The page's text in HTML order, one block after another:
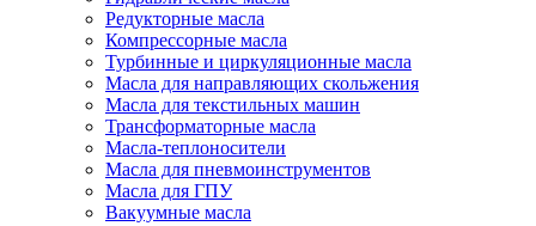
Редукторные масла
Компрессорные масла
Турбинные и циркуляционные масла
Масла для направляющих скольжения
Масла для текстильных машин
Трансформаторные масла
Масла-теплоносители
Масла для пневмоинструментов
Масла для ГПУ
Вакуумные масла